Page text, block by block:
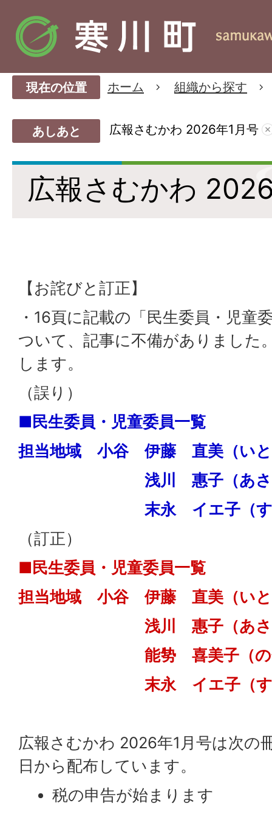
現在の位置 ホーム 組織から探す
あしあと 広報さむかわ 2026年1月号
広報さむかわ
【お詫びと訂正】
・16頁に記載の「民生委員・児童
ついて、記事に不備がありました
します。
（誤り）
■民生委員・児童委員一覧
担当地域 小谷 伊藤 直美（い
浅川 惠子（あさかわ
末永 イエ子（すえな
（訂正）
■民生委員・児童委員一覧
担当地域 小谷 伊藤 直美（い
浅川 惠子（あさかわ
能㔟 喜美子（のせ
末永 イエ子（すえな
広報さむかわ 2026年1月号は次の
日から配布しています。
税の申告が始まります